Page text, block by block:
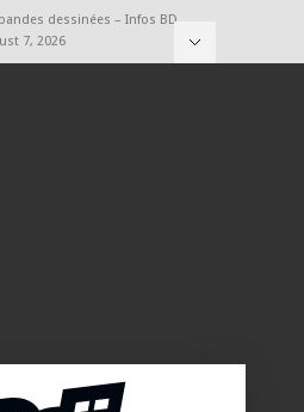
dessinées – Infos BD,
7, 2026